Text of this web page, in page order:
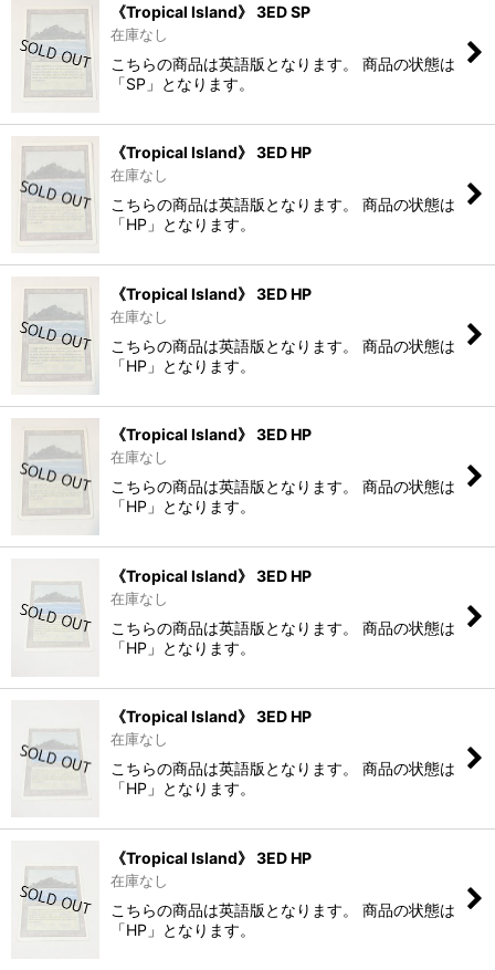
《Tropical Island》 3ED SP
在庫なし
こちらの商品は英語版となります。 商品の状態は
「SP」となります。
《Tropical Island》 3ED HP
在庫なし
こちらの商品は英語版となります。 商品の状態は
「HP」となります。
《Tropical Island》 3ED HP
在庫なし
こちらの商品は英語版となります。 商品の状態は
「HP」となります。
《Tropical Island》 3ED HP
在庫なし
こちらの商品は英語版となります。 商品の状態は
「HP」となります。
《Tropical Island》 3ED HP
在庫なし
こちらの商品は英語版となります。 商品の状態は
「HP」となります。
《Tropical Island》 3ED HP
在庫なし
こちらの商品は英語版となります。 商品の状態は
「HP」となります。
《Tropical Island》 3ED HP
在庫なし
こちらの商品は英語版となります。 商品の状態は
「HP」となります。